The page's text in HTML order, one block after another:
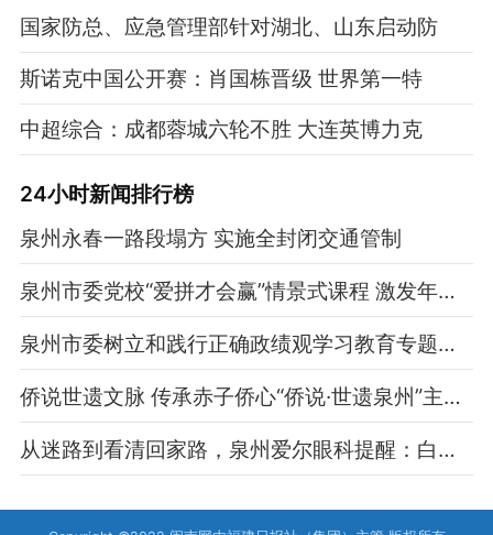
国家防总、应急管理部针对湖北、山东启动防
斯诺克中国公开赛：肖国栋晋级 世界第一特
中超综合：成都蓉城六轮不胜 大连英博力克
24小时新闻排行榜
泉州永春一路段塌方 实施全封闭交通管制
泉州市委党校“爱拼才会赢”情景式课程 激发年轻党员干部干事创业热情
泉州市委树立和践行正确政绩观学习教育专题党课暨警示教育会举行
侨说世遗文脉 传承赤子侨心“侨说·世遗泉州”主题交流暨青年学习沙龙活动举行
从迷路到看清回家路，泉州爱尔眼科提醒：白内障无需等待“成熟”